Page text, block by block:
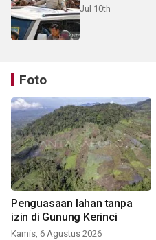
Jul 10th
Foto
Penguasaan lahan tanpa
izin di Gunung Kerinci
Kamis, 6 Agustus 2026